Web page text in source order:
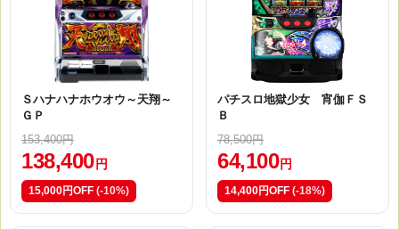
Ｓハナハナホウオウ～天翔～
ＧＰ
153,400円
138,400 円
15,000円OFF (-10%)
パチスロ地獄少女 宵伽ＦＳ
Ｂ
78,500円
64,100 円
14,400円OFF (-18%)